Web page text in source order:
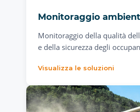
Monitoraggio
Monitoraggio della qualità
e della sicurezza degli
Visualizza le soluzioni